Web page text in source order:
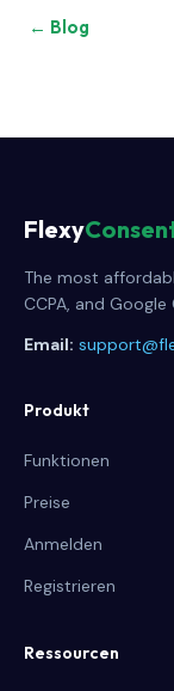
← Blog
Flexy
The most
CCPA, and
Email:
Produkt
Funktionen
Preise
Anmelden
Registrieren
Ressourcen